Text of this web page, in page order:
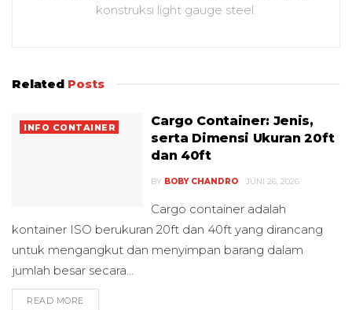
konstruksi light gauge steel.
Related Posts
INFO CONTAINER
Cargo Container: Jenis,
serta Dimensi Ukuran 20ft
dan 40ft
BY BOBY CHANDRO JUNI 26, 2026
Cargo container adalah
kontainer ISO berukuran 20ft dan 40ft yang dirancang
untuk mengangkut dan menyimpan barang dalam
jumlah besar secara...
READ MORE